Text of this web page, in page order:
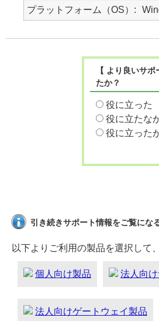
プラットフォーム（OS）
【 より良いサ
たか？
役に立った
役に立たな
役に立った
引き続きサポート情報をご覧にな
以下よりご利用の製品を選択して
個人向け製品 法人向
法人向けゲートウェイ製品